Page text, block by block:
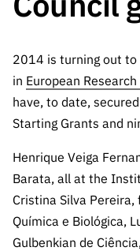
INE/
2014 is turning out
in European
have, to date,
Starting Grants and
Henrique Veiga
Barata, all at the
Cristina Silva
Química e Biológica,
Gulbenkian de